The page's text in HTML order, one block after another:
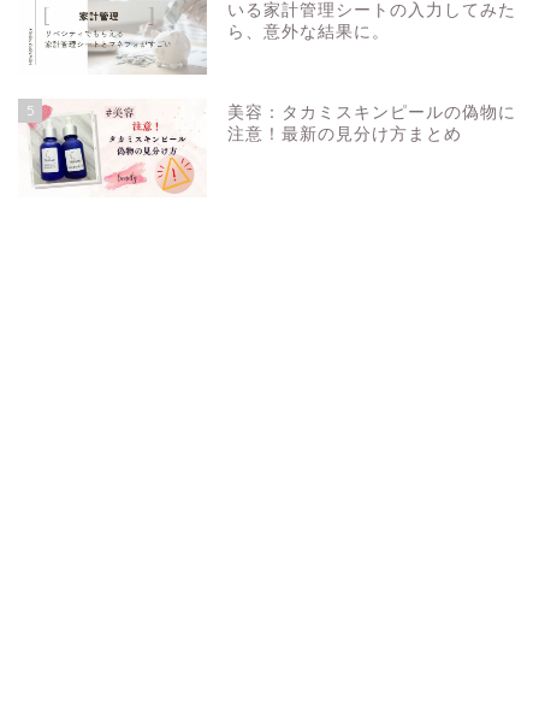
いる家計管理シートの入力してみた
ら、意外な結果に。
5
美容：タカミスキンピールの偽物に
注意！最新の見分け方まとめ